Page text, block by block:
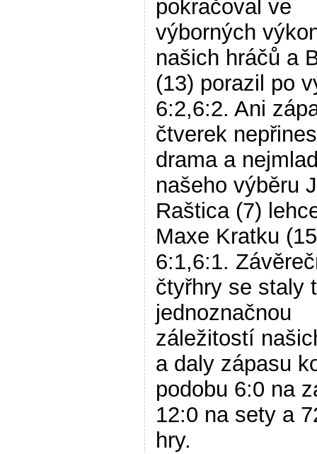
pokračoval ve
výborných
našich hráčů a
(13) porazil po
6:2,6:2. Ani
čtverek
drama a
našeho výběru
Raštica (7)
Maxe Kratku
6:1,6:1.
čtyřhry se staly
jednoznačnou
záležitostí
a daly zápasu
podobu 6:0 na
12:0 na sety a
hry.